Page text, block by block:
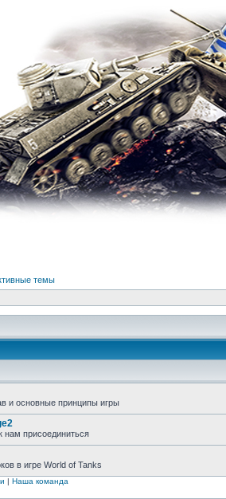
темы
и основные принципы игры
нам присоединиться
в игре World of Tanks
| Наша команда